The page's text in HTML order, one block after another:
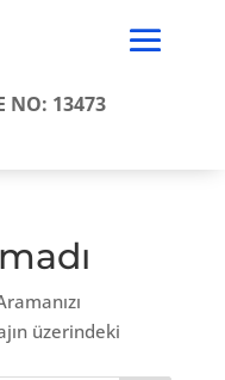
NO: 13473
üzerindeki